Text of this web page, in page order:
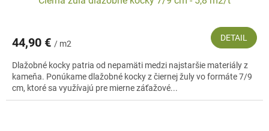
44,90 € / m2
DETAIL
Dlažobné kocky patria od nepamäti medzi najstaršie materiály z
kameňa. Ponúkame dlažobné kocky z čiernej žuly vo formáte 7/9
cm, ktoré sa využívajú pre mierne záťažové...